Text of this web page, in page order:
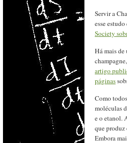
Servir a
esse
Society
Há mais de
artigo
páginas
Como
moléculas
e o etanol.
que
Embora